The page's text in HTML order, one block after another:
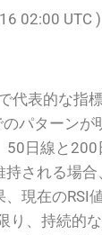
02:00 UTC )
代表的な指
パターンが
日線と
される場
現在の
、持続的